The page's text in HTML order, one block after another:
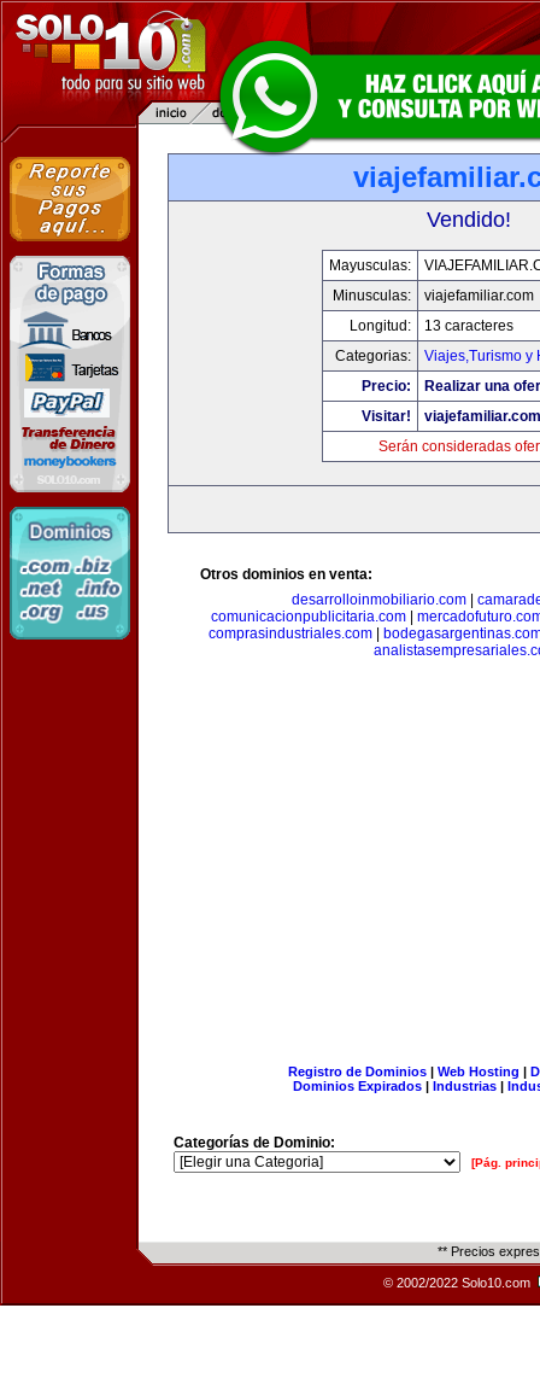
Vendido!
Mayusculas:
Minusculas:
viajefamiliar.com
Longitud:
13 caracteres
Categorias:
Viajes,Turismo y
Precio:
Realizar una
Visitar!
viajefamiliar.com
Serán consideradas
Otros dominios en venta:
desarrolloinmobiliario.com
comunicacionpublicitaria.com|
comprasindustriales.com
Registro de Dominios| Web Hosting |
Dominios Expirados | Industrias |
Categorías de Dominio:
[Pág.
** Precios
© 2002/2022 Solo10.com